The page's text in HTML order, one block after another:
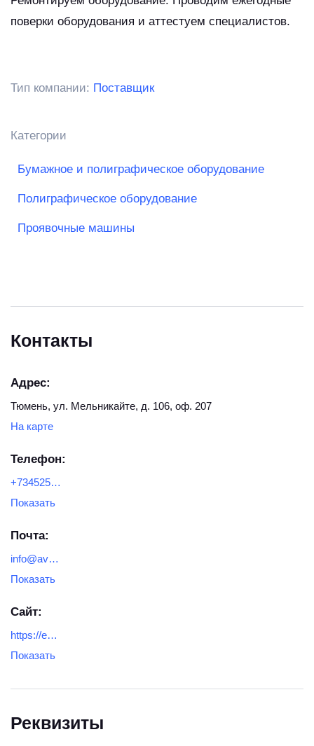
поверки оборудования и аттестуем специалистов.
Тип компании: Поставщик
Категории
Бумажное и полиграфическое оборудование
Полиграфическое оборудование
Проявочные машины
Контакты
Адрес:
Тюмень, ул. Мельникайте, д. 106, оф. 207
На карте
Телефон:
+73452569-555
Показать
Почта:
info@averus-pribor.ru
Показать
Сайт:
https://ekb.averus-pribor.ru/
Показать
Реквизиты